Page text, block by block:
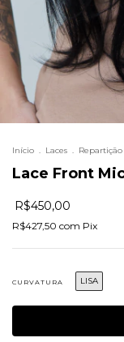
Início Laces Repartição
Lace Front
R$450,00
R$427,50 com Pix
CURVATURA LISA